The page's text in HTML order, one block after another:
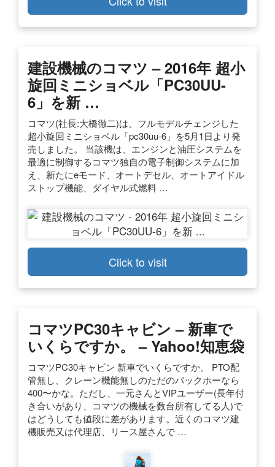
建設機械のコマツ – 2016年 超小
旋回ミニショベル「PC30UU-
6」を新 …
コマツ(社長:大橋徹二)は、フルモデルチェンジした
超小旋回ミニショベル「pc30uu-6」を5月1日より発
売しました。 当該機は、エンジンと油圧システムを
最適に制御するコマツ独自の電子制御システムに加
え、新たにeモード、オートデセル、オートアイドル
ストップ機能、ダイヤル式燃料 …
Click to visit
コマツPC30キャビン – 新車で
いくらですか。 – Yahoo!知恵袋
コマツPC30キャビン 新車でいくらですか。 PTO配
管無し、クレーン機能無しのただのバックホーなら
400〜かな。ただし、一元さんとVIPユーザー(長年付
き合いがあり、コマツの機械を数台所有してる人)で
はどうしても値段に差があります。近くのコマツ建
機販売又は代理店、リース屋さんで …